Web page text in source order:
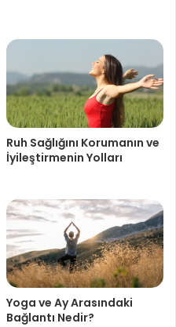
Ruh Sağlığını Korumanın ve
İyileştirmenin Yolları
Yoga ve Ay Arasındaki
Bağlantı Nedir?